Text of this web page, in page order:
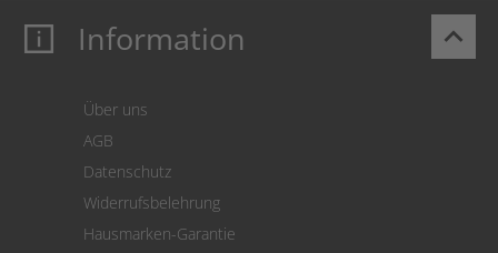
Mein Konto
keyboard_arrow_up
Information
Über uns
AGB
Datenschutz
Widerrufsbelehrung
Hausmarken-Garantie